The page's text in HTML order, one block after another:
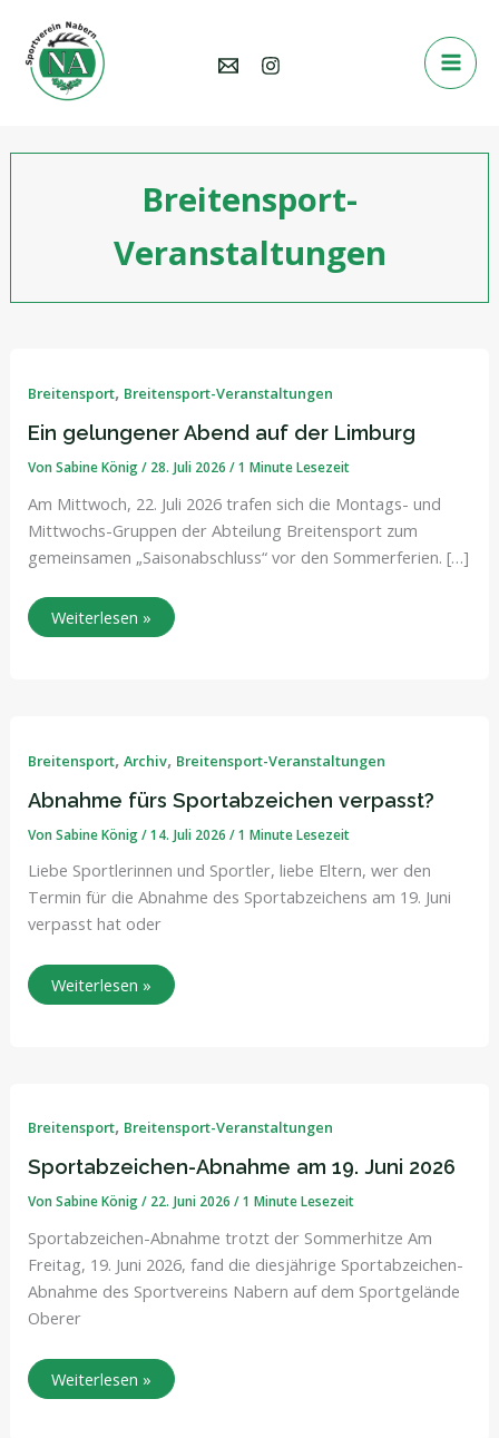
Inhalt
springen
Breitensport-
Veranstaltungen
Breitensport, Breitensport-Veranstaltungen
Ein gelungener Abend auf der Limburg
VonSabine König/ 28. Juli 2026/1 Minute Lesezeit
Am Mittwoch, 22. Juli 2026 trafen sich die Montags- und
Mittwochs-Gruppen der Abteilung Breitensport zum
gemeinsamen „Saisonabschluss“ vor den Sommerferien. […]
Abend
auf
Limburg
Weiterlesen »
Breitensport,Archiv, Breitensport-Veranstaltungen
Abnahme fürs Sportabzeichen verpasst?
VonSabine König/14. Juli 2026/1 Minute Lesezeit
Liebe Sportlerinnen und Sportler, liebe Eltern, wer den
Termin für die Abnahme des Sportabzeichens am 19. Juni
verpasst hat oder
Sportabzeichen
verpasst?
Weiterlesen »
Breitensport, Breitensport-Veranstaltungen
Sportabzeichen-Abnahme am 19. Juni 2026
VonSabine König/ 22. Juni 2026/1 Minute Lesezeit
Sportabzeichen-Abnahme trotzt der Sommerhitze Am
Freitag, 19. Juni 2026, fand die diesjährige Sportabzeichen-
Abnahme des Sportvereins Nabern auf dem Sportgelände
Oberer
am
19.
2026
Weiterlesen »